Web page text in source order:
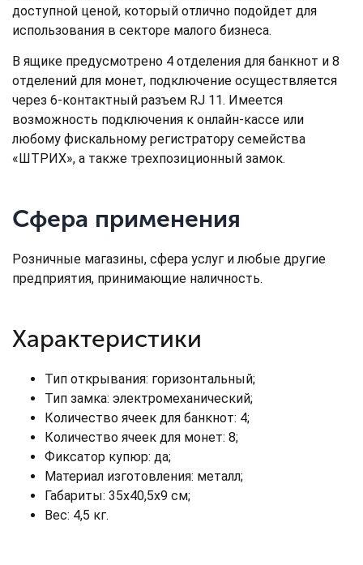
доступной ценой, который отлично подойдет для
использования в секторе малого бизнеса.
В ящике предусмотрено 4 отделения для банкнот и 8
отделений для монет, подключение осуществляется
через 6-контактный разъем RJ 11. Имеется
возможность подключения к онлайн-кассе или
любому фискальному регистратору семейства
«ШТРИХ», а также трехпозиционный замок.
Сфера применения
Розничные магазины, сфера услуг и любые другие
предприятия, принимающие наличность.
Характеристики
Тип открывания: горизонтальный;
Тип замка: электромеханический;
Количество ячеек для банкнот: 4;
Количество ячеек для монет: 8;
Фиксатор купюр: да;
Материал изготовления: металл;
Габариты: 35x40,5x9 см;
Вес: 4,5 кг.